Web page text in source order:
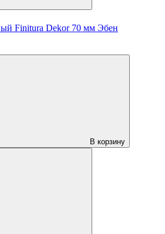
Finitura Dekor 70 мм Эбен
В корзину